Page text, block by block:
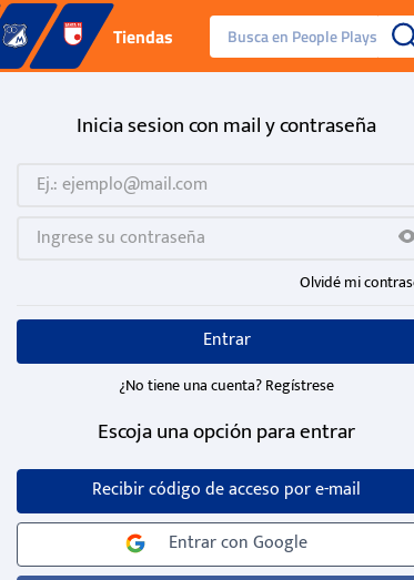
Tiendas Busca en People Plays
Reebok Fashion
Escoja una opción para entrar
Recibir código de acceso por e-mail
Entrar conGoogle
Inicia sesion con mail y contraseña
Olvidé mi
Entrar
¿No tiene una cuenta? Regístrese